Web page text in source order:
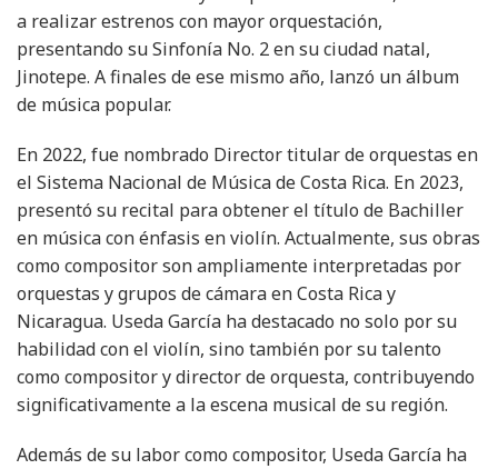
a realizar estrenos con mayor orquestación,
presentando su Sinfonía No. 2 en su ciudad natal,
Jinotepe. A finales de ese mismo año, lanzó un álbum
de música popular.
En 2022, fue nombrado Director titular de orquestas en
el Sistema Nacional de Música de Costa Rica. En 2023,
presentó su recital para obtener el título de Bachiller
en música con énfasis en violín. Actualmente, sus obras
como compositor son ampliamente interpretadas por
orquestas y grupos de cámara en Costa Rica y
Nicaragua. Useda García ha destacado no solo por su
habilidad con el violín, sino también por su talento
como compositor y director de orquesta, contribuyendo
significativamente a la escena musical de su región.
Además de su labor como compositor, Useda García ha